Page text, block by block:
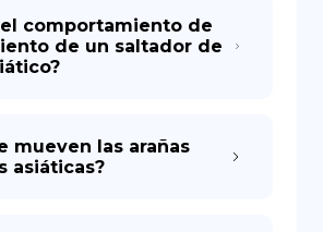
el comportamiento de
de un saltador de
mueven las arañas
asiáticas?